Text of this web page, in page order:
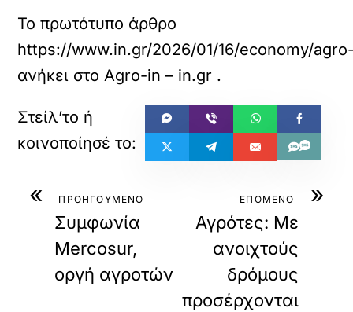
Το πρωτότυπο άρθρο
https://www.in.gr/2026/01/16/economy/
ανήκει στοAgro-in – in.gr .
« ΠΡΟΗΓΟΥΜΕΝΟ
Συμφωνία
Mercosur,
οργή αγροτών
»
ΕΠΟΜΕΝΟ
Αγρότες: Με
ανοιχτούς
δρόμους
προσέρχονται